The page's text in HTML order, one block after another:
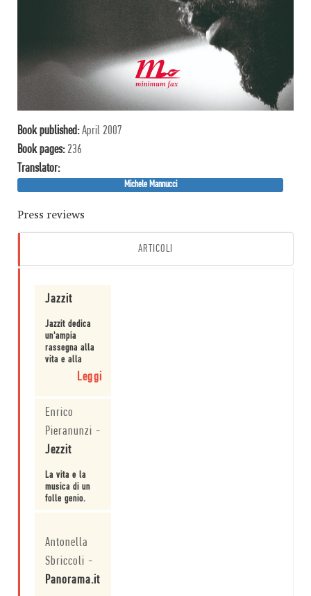
Book published:April 2007
Book pages: 236
Translator:
Michele Mannucci
Press reviews
ARTICOLI
Jazzit
Jazzit dedica
un'ampia
rassegna alla
vita e alla
musica diLeggi
Enrico
Pieranunzi -
Jezzit
La vita e la
musica di un
folle genio.
Antonella
Sbriccoli -
Panorama.it